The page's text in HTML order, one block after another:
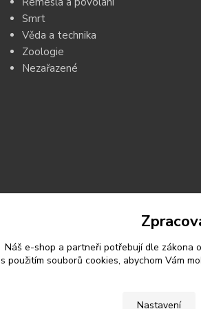
Smrt
Věda a technika
Zoologie
Nezařazené
Náš e-shop a partneři potřebují dle zákona
s použitím souborů cookies, abychom Vám
Nastavení